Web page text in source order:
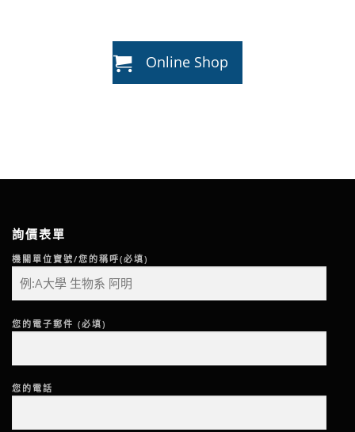
Online Shop
詢價表單
機關單位寶號/您的稱呼(必填)
您的電子郵件 (必填)
您的電話